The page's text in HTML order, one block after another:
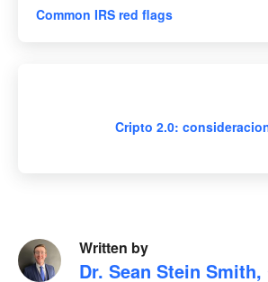
Common IRS red flags
Cripto 2.0:
Written by
Dr. Sean Stein Smith,